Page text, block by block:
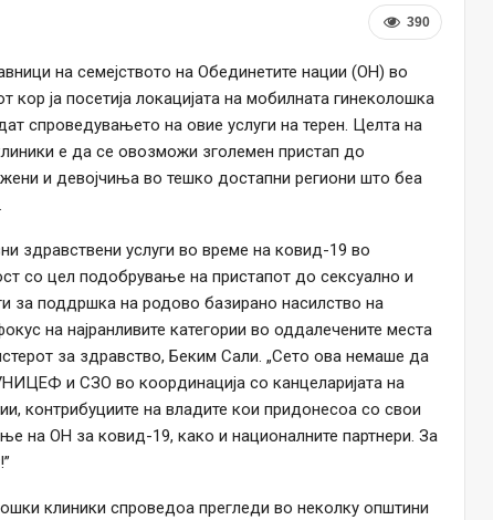
390
на семејството на Обединетите нации (ОН) во
ја посетија локацијата на мобилната гинеколошка
спроведувањето на овие услуги на терен. Целта на
е да се овозможи зголемен пристап до
и девојчиња во тешко достапни региони што беа
здравствени услуги во време на ковид-19 во
со цел подобрување на пристапот до сексуално и
за поддршка на родово базирано насилство на
на најранливите категории во оддалечените места
за здравство, Беким Сали. „Сето ова немаше да
и СЗО во координација со канцеларијата на
контрибуциите на владите кои придонесоа со свои
на ОН за ковид-19, како и националните партнери. За
клиники спроведоа прегледи во неколку општини